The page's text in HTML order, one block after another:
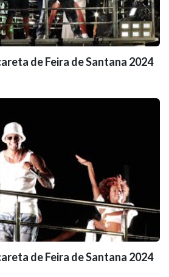
de Feira de Santana 2024
de Feira de Santana 2024